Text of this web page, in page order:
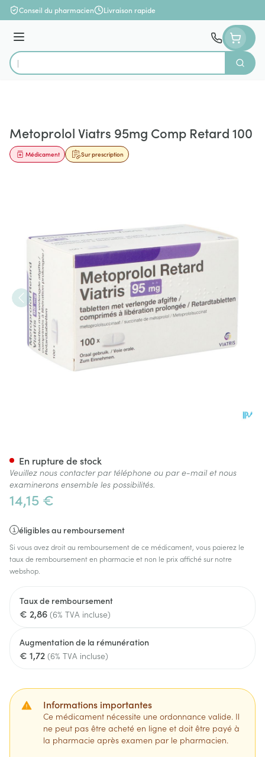
Aller au contenu
Conseil du pharmacien Livraison rapide
Menu
Rechercher
Metoprolol Viatrs 95mg Comp Retard 100
Sur prescription
Médicament
14,15 €
éligibles au remboursement
Si vous avez droit au remboursement de ce médicament, vous paierez le
taux de remboursement en pharmacie et non le prix affiché sur notre
webshop.
Taux de remboursement
€ 2,86 (6% TVA incluse)
Augmentation de la rémunération
€ 1,72 (6% TVA incluse)
Informations importantes
Ce médicament nécessite une ordonnance valide. Il
ne peut pas être acheté en ligne et doit être payé à
la pharmacie après examen par le pharmacien.
En rupture de stock
Veuillez nous contacter par téléphone ou par e-mail et nous
examinerons ensemble les possibilités.